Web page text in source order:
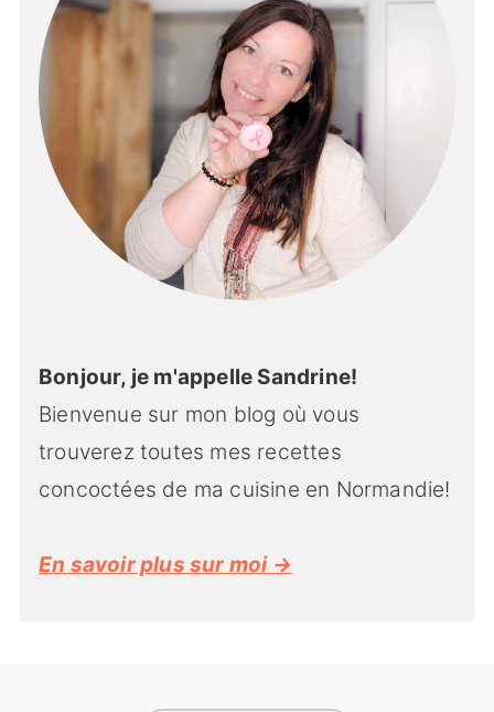
Bonjour, je m'appelle Sandrine!
Bienvenue sur mon blog où vous
trouverez toutes mes recettes
concoctées de ma cuisine en Normandie!
En savoir plus sur moi →